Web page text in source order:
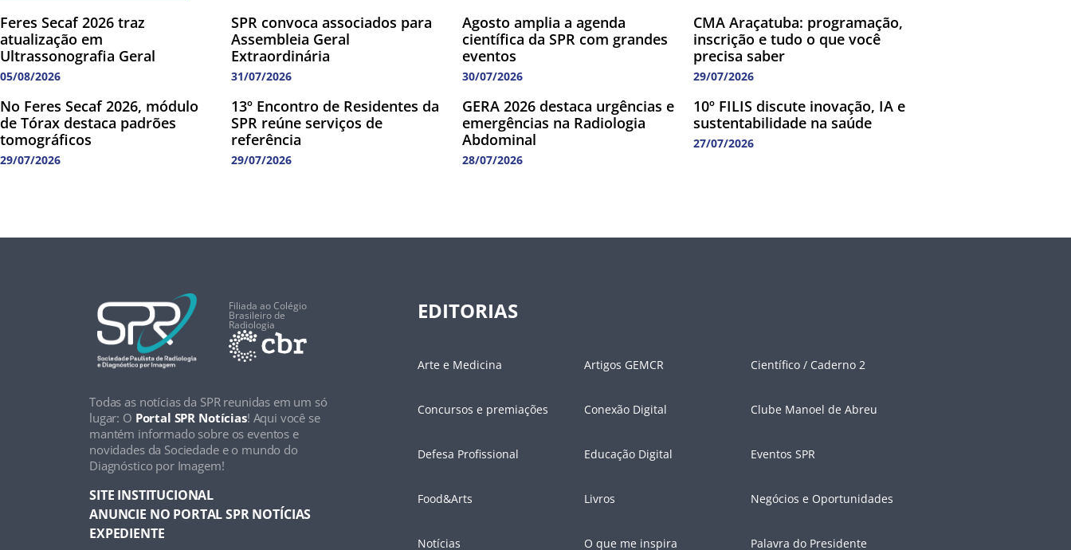
Feres Secaf 2026 traz
atualização em
Ultrassonografia Geral
05/08/2026
SPR convoca associados para
Assembleia Geral
Extraordinária
31/07/2026
Agosto amplia a agenda
científica da SPR com grandes
eventos
30/07/2026
CMA Araçatuba: programação,
inscrição e tudo o que você
precisa saber
29/07/2026
No Feres Secaf 2026, módulo
de Tórax destaca padrões
tomográficos
29/07/2026
13º Encontro de Residentes da
SPR reúne serviços de
referência
29/07/2026
GERA 2026 destaca urgências e
emergências na Radiologia
Abdominal
28/07/2026
10º FILIS discute inovação, IA e
sustentabilidade na saúde
27/07/2026
Filiada ao Colégio
Brasileiro de
Radiologia
Todas as notícias da SPR reunidas em um só
lugar: O Portal SPR Notícias! Aqui você se
mantém informado sobre os eventos e
novidades da Sociedade e o mundo do
Diagnóstico por Imagem!
SITE INSTITUCIONAL
ANUNCIE NO PORTAL SPR NOTÍCIAS
EXPEDIENTE
EDITORIAS
Arte e Medicina Artigos GEMCR Científico / Caderno 2
Concursos e premiações Conexão Digital Clube Manoel de Abreu
Defesa Profissional Educação Digital Eventos SPR
Food&Arts Livros Negócios e Oportunidades
Notícias O que me inspira Palavra do Presidente